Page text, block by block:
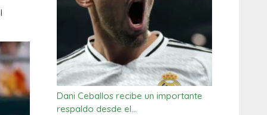
Dani Ceballos recibe un importante
respaldo desde el…